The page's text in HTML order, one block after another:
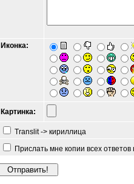
Иконка:
Картинка:
Translit -> кириллица
Прислать мне копии всех